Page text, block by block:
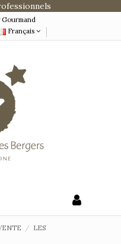
Gourmand
Français
LES